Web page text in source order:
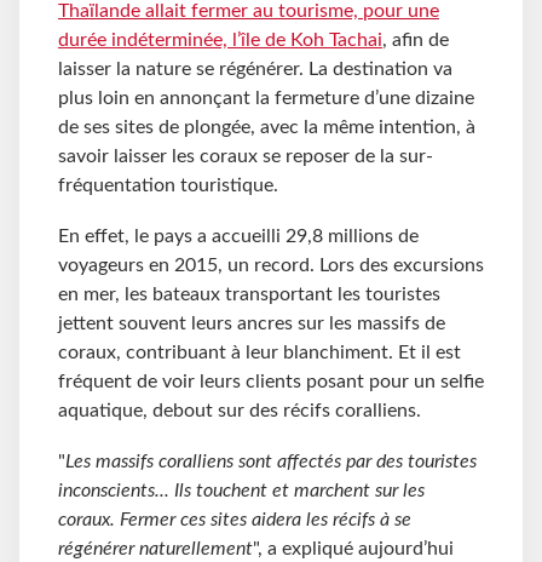
Thaïlande allait fermer au tourisme, pour une
durée indéterminée, l’île de Koh Tachai, afin de
laisser la nature se régénérer. La destination va
plus loin en annonçant la fermeture d’une dizaine
de ses sites de plongée, avec la même intention, à
savoir laisser les coraux se reposer de la sur-
fréquentation touristique.
En effet, le pays a accueilli 29,8 millions de
voyageurs en 2015, un record. Lors des excursions
en mer, les bateaux transportant les touristes
jettent souvent leurs ancres sur les massifs de
coraux, contribuant à leur blanchiment. Et il est
fréquent de voir leurs clients posant pour un selfie
aquatique, debout sur des récifs coralliens.
"Les massifs coralliens sont affectés par des touristes
inconscients... Ils touchent et marchent sur les
coraux. Fermer ces sites aidera les récifs à se
régénérer naturellement", a expliqué aujourd’hui